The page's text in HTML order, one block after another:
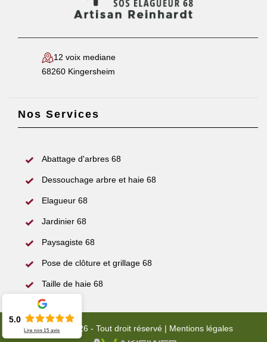
12 voix mediane
68260 Kingersheim
Nos Services
Abattage d'arbres 68
Dessouchage arbre et haie 68
Elagueur 68
Jardinier 68
Paysagiste 68
Pose de clôture et grillage 68
Taille de haie 68
© 2022 - 2026 - Tout droit réservé | Mentions légales
5.0
Lire nos15 avis